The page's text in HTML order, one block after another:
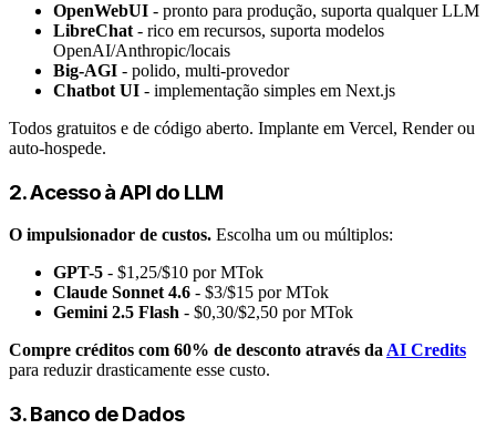
OpenWebUI - pronto para produção, suporta qualquer LLM
LibreChat - rico em recursos, suporta modelos
OpenAI/Anthropic/locais
Big-AGI - polido, multi-provedor
Chatbot UI - implementação simples em Next.js
Todos gratuitos e de código aberto. Implante em Vercel, Render ou
auto-hospede.
2. Acesso à API do LLM
O impulsionador de custos. Escolha um ou múltiplos:
GPT-5 - $1,25/$10 por MTok
Claude Sonnet 4.6 - $3/$15 por MTok
Gemini 2.5 Flash - $0,30/$2,50 por MTok
Compre créditos com 60% de desconto através daAI Credits
para reduzir drasticamente esse custo.
3. Banco de Dados